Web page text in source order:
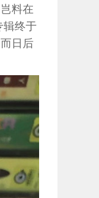
料在
辑终于
日后